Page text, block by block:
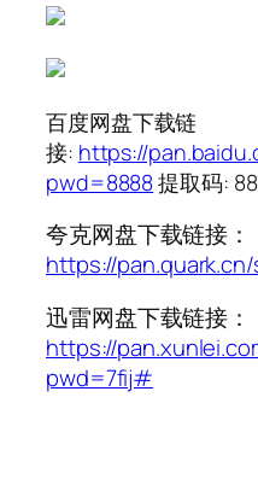
百度网盘下载链
接: https://
pwd=8888提取码:
夸克网盘下载链接：
https://
迅雷网盘下载链接：
https://
pwd=7fij#